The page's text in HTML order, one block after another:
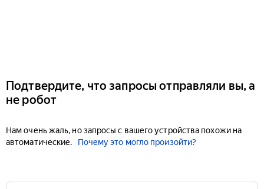
Подтвердите, что запросы отправляли вы, а
не робот
Нам очень жаль, но запросы с вашего устройства похожи на
автоматические.
Почему это могло произойти?